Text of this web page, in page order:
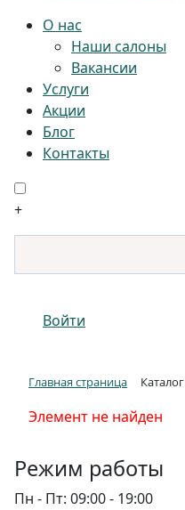
О нас
Наши салоны
Вакансии
Услуги
Акции
Блог
Контакты
+
Войти
Главная страница Каталог
Элемент не найден
Режим работы
Пн - Пт: 09:00 - 19:00